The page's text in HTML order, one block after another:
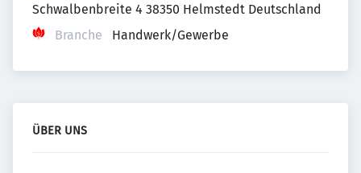
Schwalbenbreite 4 38350 Helmstedt Deutschland
Branche
Handwerk/Gewerbe
ÜBER UNS